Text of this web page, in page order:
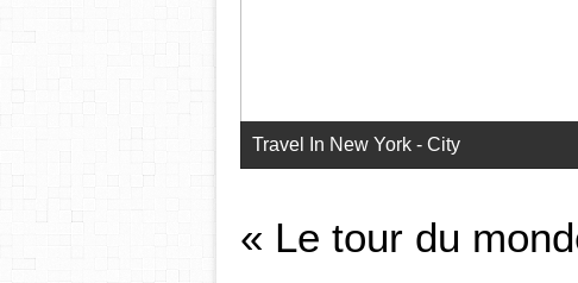
Travel In New York - City
« Le tour du